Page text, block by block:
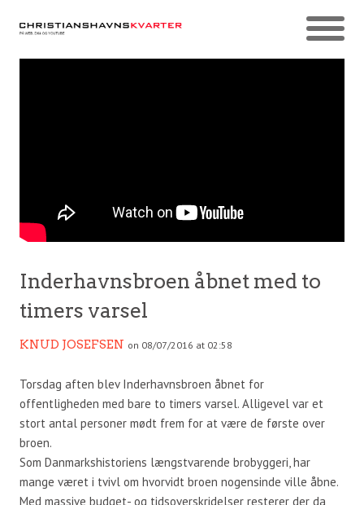
Inderhavnsbroen åbnet med to
timers varsel
KNUD JOSEFSEN on 08/07/2016 at 02:58
Torsdag aften blev Inderhavnsbroen åbnet for
offentligheden med bare to timers varsel. Alligevel var et
stort antal personer mødt frem for at være de første over
broen.
Som Danmarkshistoriens længstvarende brobyggeri, har
mange været i tvivl om hvorvidt broen nogensinde ville åbne.
Med massive budget- og tidsoverskridelser resterer der da